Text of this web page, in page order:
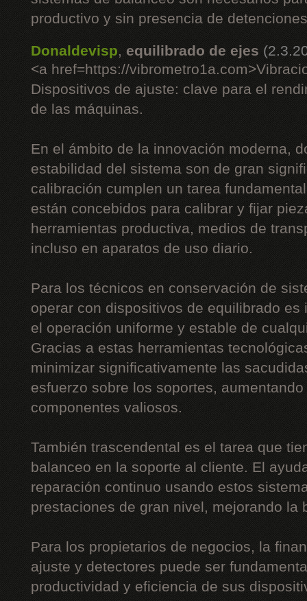
productivo y sin presencia de
Donaldevisp, equilibrado de ejes
<a href=https://
Dispositivos de ajuste: clave para el
de las máquinas.
En el ámbito de la innovación moderna,
estabilidad del sistema son de gran
calibración cumplen un tarea
están concebidos para calibrar y fijar
herramientas productiva, medios de
incluso en aparatos de uso diario.
Para los técnicos en conservación de
operar con dispositivos de equilibrado es
el operación uniforme y estable de
Gracias a estas herramientas
minimizar significativamente las
esfuerzo sobre los soportes,
componentes valiosos.
También trascendental es el tarea que
balanceo en la soporte al cliente. El
reparación continuo usando estos
prestaciones de gran nivel, mejorando la
Para los propietarios de negocios, la
ajuste y detectores puede ser
productividad y eficiencia de sus